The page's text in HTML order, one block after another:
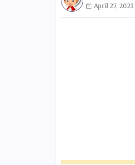
April 27, 2021